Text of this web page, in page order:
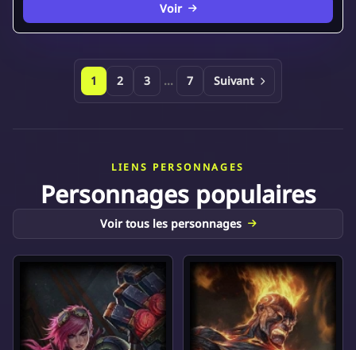
Voir
1 2 3 ... 7 Suivant
LIENS PERSONNAGES
Personnages populaires
Voir tous les personnages